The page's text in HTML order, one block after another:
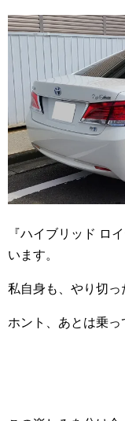
『ハイブリッド ロ
います。
私自身も、やり切っ
ホント、あとは乗